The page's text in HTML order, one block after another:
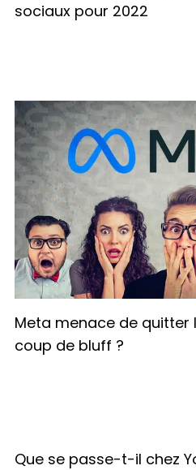
sociaux pour 2022
Meta menace de quitter
coup de bluff ?
Que se passe-t-il chez